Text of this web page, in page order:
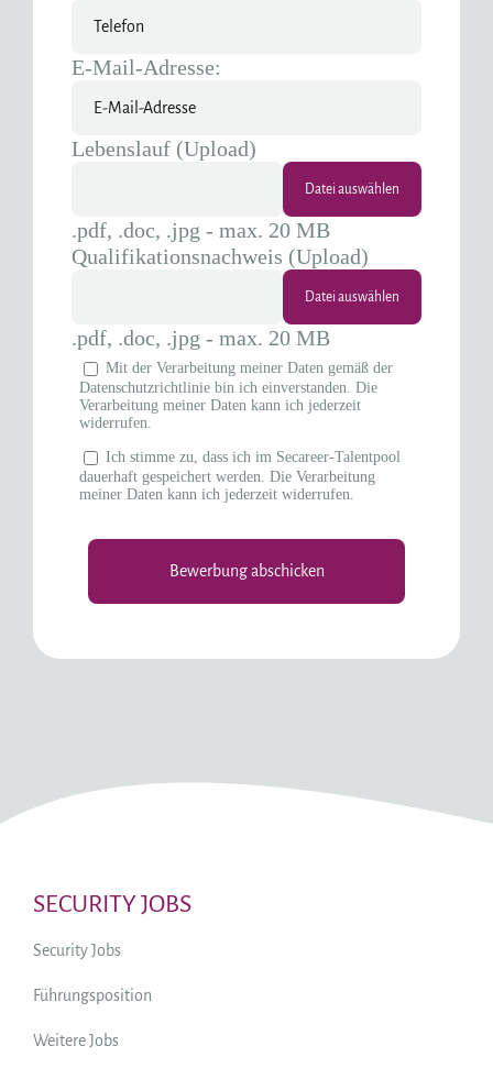
E-Mail-Adresse:
Lebenslauf (Upload)
.pdf, .doc, .jpg - max. 20 MB
Qualifikationsnachweis (Upload)
.pdf, .doc, .jpg - max. 20 MB
Mit der Verarbeitung meiner Daten gemäß der
Datenschutzrichtlinie bin ich einverstanden. Die
Verarbeitung meiner Daten kann ich jederzeit
widerrufen.
Ich stimme zu, dass ich im Secareer-Talentpool
dauerhaft gespeichert werden. Die Verarbeitung
meiner Daten kann ich jederzeit widerrufen.
SECURITY JOBS
Security Jobs
Führungsposition
Weitere Jobs